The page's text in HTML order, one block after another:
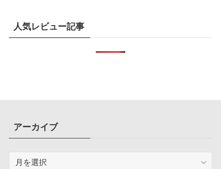
人気レビュー記事
アーカイブ